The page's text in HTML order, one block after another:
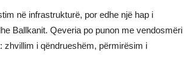
në infrastrukturë, por edhe një hap i
Ballkanit. Qeveria po punon me vendosmëri
zhvillim i qëndrueshëm, përmirësim i